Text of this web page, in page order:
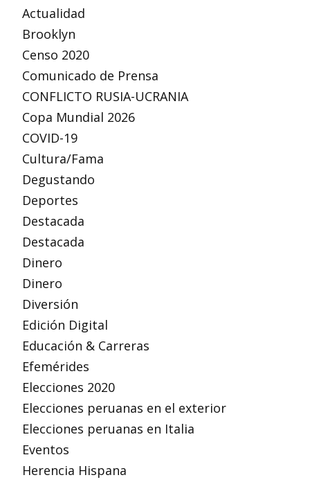
Actualidad
Brooklyn
Censo 2020
Comunicado de Prensa
CONFLICTO RUSIA-UCRANIA
Copa Mundial 2026
COVID-19
Cultura/Fama
Degustando
Deportes
Destacada
Destacada
Dinero
Dinero
Diversión
Edición Digital
Educación & Carreras
Efemérides
Elecciones 2020
Elecciones peruanas en el exterior
Elecciones peruanas en Italia
Eventos
Herencia Hispana